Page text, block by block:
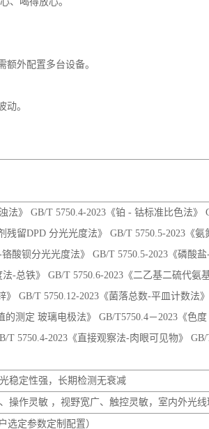
》 GB/T 5750.4-2023《铂 - 钴标准比色法》
留DPD 分光光度法》 GB/T 5750.5-2023《
5750.4-2023《直接观察法-肉眼可见物》 GB/
稳定性强，长期检测无衰减
操作灵敏 ，视野宽广、触控灵敏，室内外光
选定参数定制配置）
总固体、挥发酚、清洁剂、游离氯、总氯、
、银、钼、镍、钡、铍、菌落总数、总大肠
检测范围全面贴合国标与行业检测要求。